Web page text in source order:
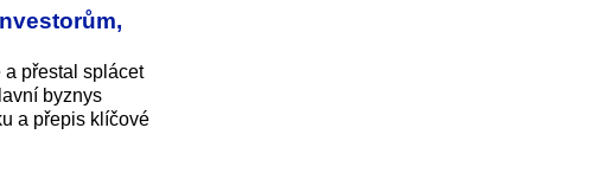
přestal splácet
byznys
a přepis klíčové